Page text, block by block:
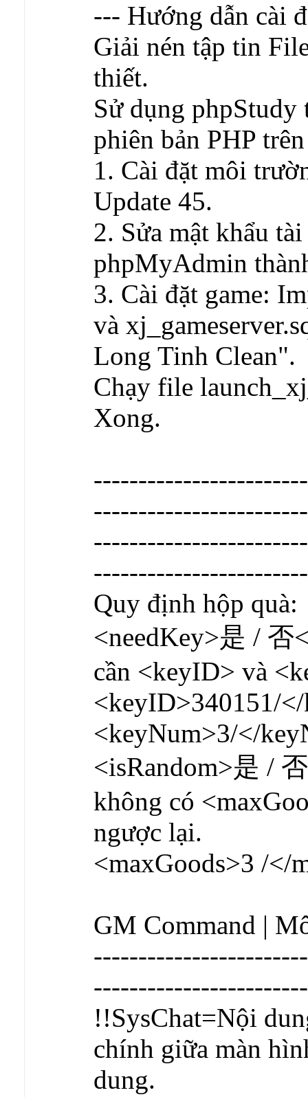
--- Hướng dẫn cài
Giải nén tập tin
thiết.
Sử dụng
phiên bản PHP
1. Cài đặt môi
Update 45.
2. Sửa mật khẩu
phpMyAdmin
3. Cài đặt game:
và
Long Tinh Clean".
Chạy file
Xong.
Quy định hộp quà:
<needKey>是 / 否
cần <keyID> và
<keyID>340151/
<keyNum>3/</
<isRandom>是 /
không có
ngược lại.
<maxGoods>3 /</
GM Command |
!!SysChat=Nội
chính giữa màn
dung.